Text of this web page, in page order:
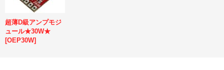
超薄D級アンプモジ
ュール★30W★
[OEP30W]